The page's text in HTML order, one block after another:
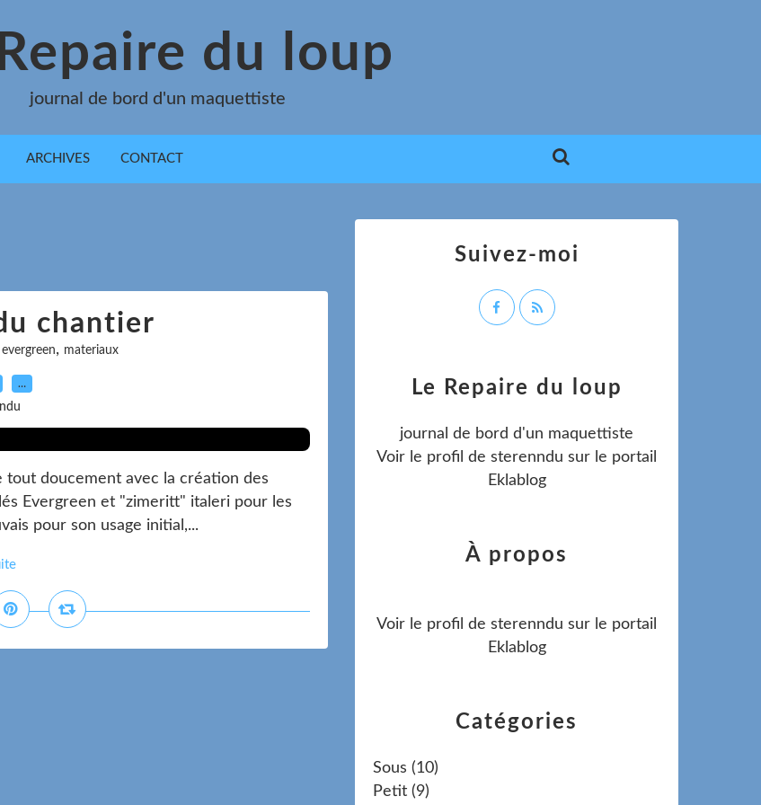
du loup
journal de bord d'un maquettiste
ARCHIVES CONTACT
chantier
evergreen, materiaux
…
tout doucement avec la création des
Evergreen et "zimeritt" italeri pour les
pour son usage initial,...
Catégories
Sous (10)
Petit (9)
Le Repaire du loup
journal de bord d'un maquettiste
Voir le profil de sterenndu sur le portail
Eklablog
Suivez-moi
À propos
Voir le profil de sterenndu sur le portail
Eklablog